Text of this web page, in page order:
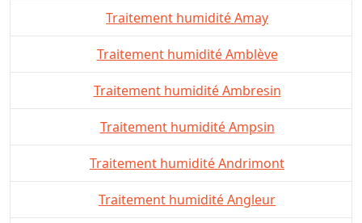
Traitement humidité Amay
Traitement humidité Amblève
Traitement humidité Ambresin
Traitement humidité Ampsin
Traitement humidité Andrimont
Traitement humidité Angleur